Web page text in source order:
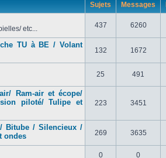
Sujets Messages
etc... 437 6260
TU à BE / Volant
132 1672
25 491
Ram-air et écope/
piloté/ Tulipe et
223 3451
Bitube / Silencieux /
ondes
269 3635
0 0